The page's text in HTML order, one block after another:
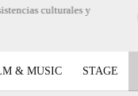
culturales y
& MUSIC STAGE